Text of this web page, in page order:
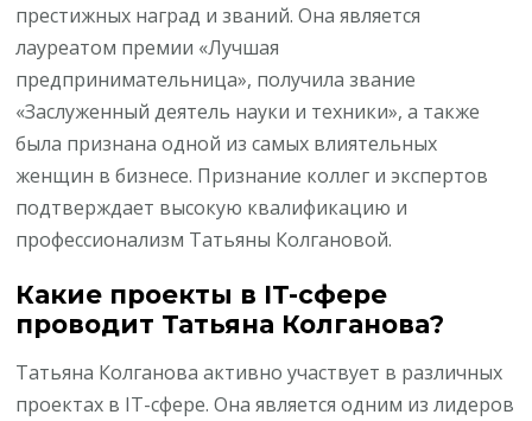
престижных наград и званий. Она является
лауреатом премии «Лучшая
предпринимательница», получила звание
«Заслуженный деятель науки и техники», а также
была признана одной из самых влиятельных
женщин в бизнесе. Признание коллег и экспертов
подтверждает высокую квалификацию и
профессионализм Татьяны Колгановой.
Какие проекты в IT-сфере
проводит Татьяна Колганова?
Татьяна Колганова активно участвует в различных
проектах в IT-сфере. Она является одним из лидеров